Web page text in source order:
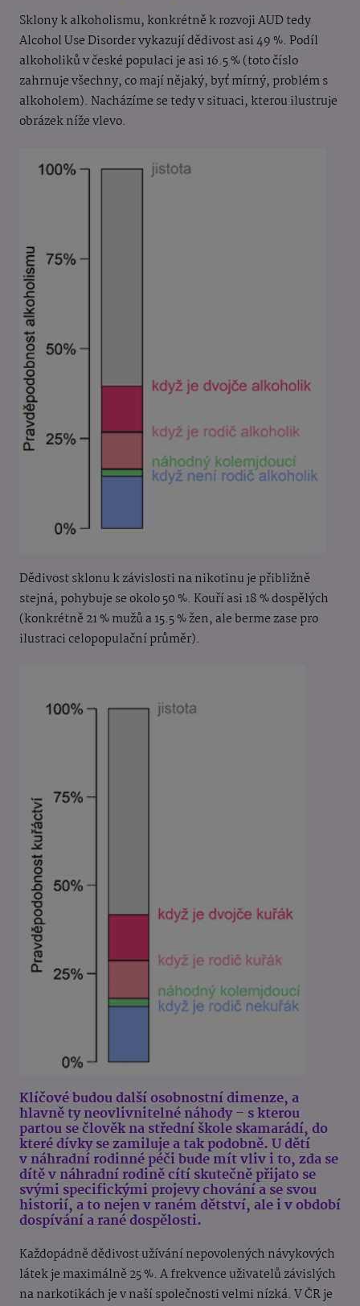
Sklony k alkoholismu, konkrétně k rozvoji AUD tedy
Alcohol Use Disorder vykazují dědivost asi 49 %. Podíl
alkoholiků v české populaci je asi 16.5 % (toto číslo
zahrnuje všechny, co mají nějaký, byť mírný, problém s
alkoholem). Nacházíme se tedy v situaci, kterou ilustruje
obrázek níže vlevo.
Dědivost sklonu k závislosti na nikotinu je přibližně
stejná, pohybuje se okolo 50 %. Kouří asi 18 % dospělých
(konkrétně 21 % mužů a 15.5 % žen, ale berme zase pro
ilustraci celopopulační průměr).
Klíčové budou další osobnostní dimenze, a
hlavně ty neovlivnitelné náhody – s kterou
partou se člověk na střední škole skamarádí, do
které dívky se zamiluje a tak podobně.U dětí
v náhradní rodinné péči bude mít vliv i to, zda se
dítě v náhradní rodině cítí skutečně přijato se
svými specifickými projevy chování a se svou
historií, a to nejen v raném dětství, ale i v období
dospívání a rané dospělosti.
Každopádně dědivost užívání nepovolených návykových
látek je maximálně 25 %. A frekvence uživatelů závislých
na narkotikách je v naší společnosti velmi nízká. V ČR je